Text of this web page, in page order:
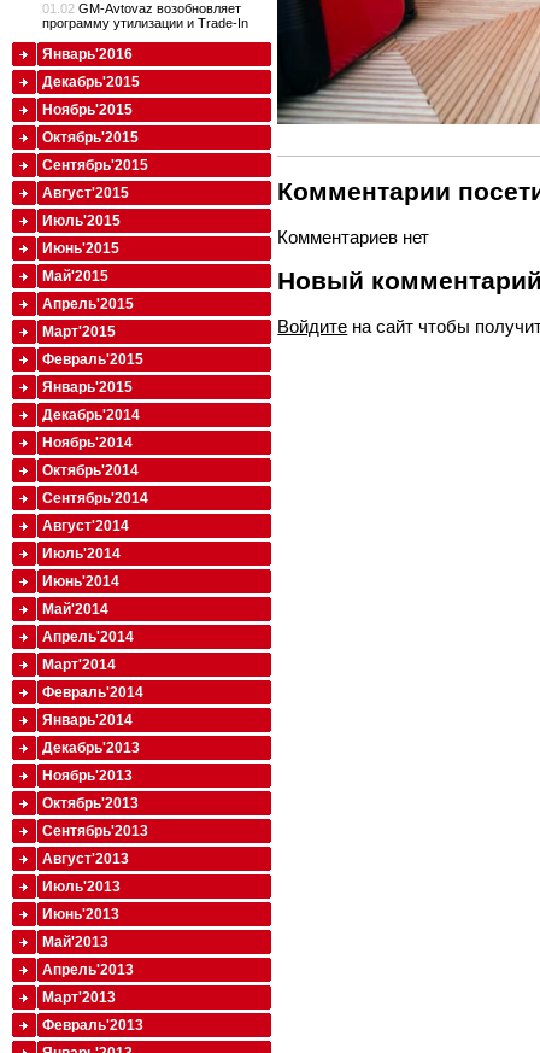
Комментарии
Комментариев нет
Новый
Войдите на сайт чтобы
01.02 GM-Avtovaz возобновляет
программу утилизации и Trade-In
Январь'2016
Декабрь'2015
Ноябрь'2015
Октябрь'2015
Сентябрь'2015
Август'2015
Июль'2015
Июнь'2015
Май'2015
Апрель'2015
Март'2015
Февраль'2015
Январь'2015
Декабрь'2014
Ноябрь'2014
Октябрь'2014
Сентябрь'2014
Август'2014
Июль'2014
Июнь'2014
Май'2014
Апрель'2014
Март'2014
Февраль'2014
Январь'2014
Декабрь'2013
Ноябрь'2013
Октябрь'2013
Сентябрь'2013
Август'2013
Июль'2013
Июнь'2013
Май'2013
Апрель'2013
Март'2013
Февраль'2013